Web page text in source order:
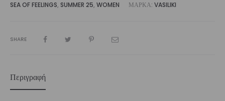
SEA OF FEELINGS, SUMMER 25, WOMEN ΜΆΡΚΑ: VASILIKI
SHARE
Περιγραφή